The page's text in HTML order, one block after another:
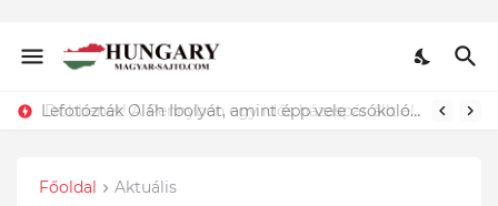
Lefotózták Oláh Ibolyát, amint épp vele csókolózik - EZT nem hiszed el, kinek a karjában kötött ki...ÍME
Főoldal Aktuális